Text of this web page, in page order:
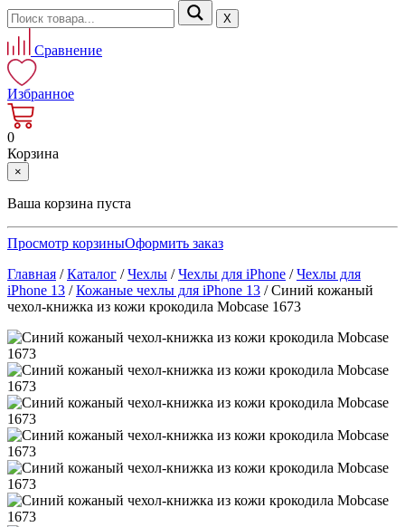
Х
Сравнение
Избранное
0
Корзина
×
Ваша корзина пуста
Просмотр корзиныОформить заказ
Главная /Каталог /Чехлы /Чехлы для iPhone /Чехлы для
iPhone 13 /Кожаные чехлы для iPhone 13 /Синий кожаный
чехол-книжка из кожи крокодила Mobcase 1673